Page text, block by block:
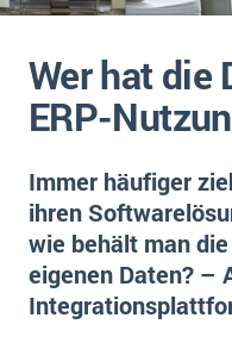
ERP-Software
Plattform
Funktionalitäten
Kosten
Suche
Vergleich
ERP für jede
ERP-Software nach
Ämter
Bau
E-commerce
Einzelhandel
ERP
Vorgestellt
Was ist ERP?
ERP-Experten
Offene Stellen bei ERP-
Über uns
Wer hat die
ERP-
Immer häufiger
ihren
wie behält man
eigenen Daten? –